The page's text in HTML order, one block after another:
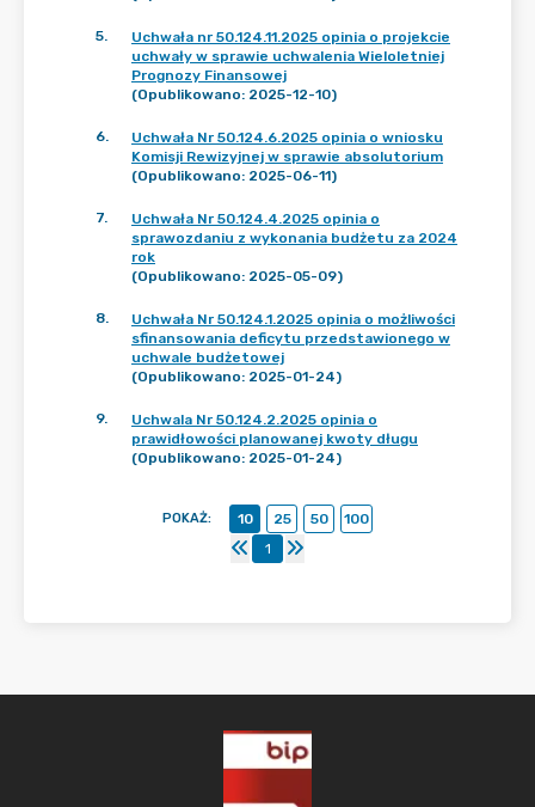
5.
Uchwała nr 50.124.11.2025 opinia o projekcie
uchwały w sprawie uchwalenia Wieloletniej
Prognozy Finansowej
(Opublikowano: 2025-12-10)
6.
Uchwała Nr 50.124.6.2025 opinia o wniosku
Komisji Rewizyjnej w sprawie absolutorium
(Opublikowano: 2025-06-11)
7.
Uchwała Nr 50.124.4.2025 opinia o
sprawozdaniu z wykonania budżetu za 2024
rok
(Opublikowano: 2025-05-09)
8.
Uchwała Nr 50.124.1.2025 opinia o możliwości
sfinansowania deficytu przedstawionego w
uchwale budżetowej
(Opublikowano: 2025-01-24)
9.
Uchwala Nr 50.124.2.2025 opinia o
prawidłowości planowanej kwoty długu
(Opublikowano: 2025-01-24)
POKAŻ: 10 25 50
100
1